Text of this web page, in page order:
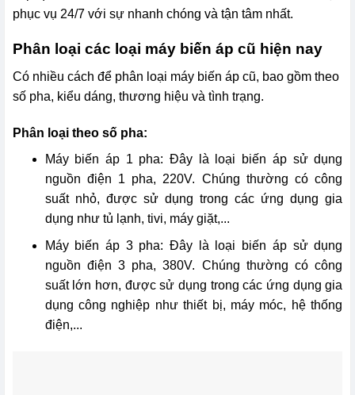
phục vụ 24/7 với sự nhanh chóng và tận tâm nhất.
Phân loại các loại máy biến áp cũ hiện nay
Có nhiều cách để phân loại máy biến áp cũ, bao gồm theo
số pha, kiểu dáng, thương hiệu và tình trạng.
Phân loại theo số pha:
Máy biến áp 1 pha: Đây là loại biến áp sử dụng
nguồn điện 1 pha, 220V. Chúng thường có công
suất nhỏ, được sử dụng trong các ứng dụng gia
dụng như tủ lạnh, tivi, máy giặt,...
Máy biến áp 3 pha: Đây là loại biến áp sử dụng
nguồn điện 3 pha, 380V. Chúng thường có công
suất lớn hơn, được sử dụng trong các ứng dụng gia
dụng công nghiệp như thiết bị, máy móc, hệ thống
điện,...